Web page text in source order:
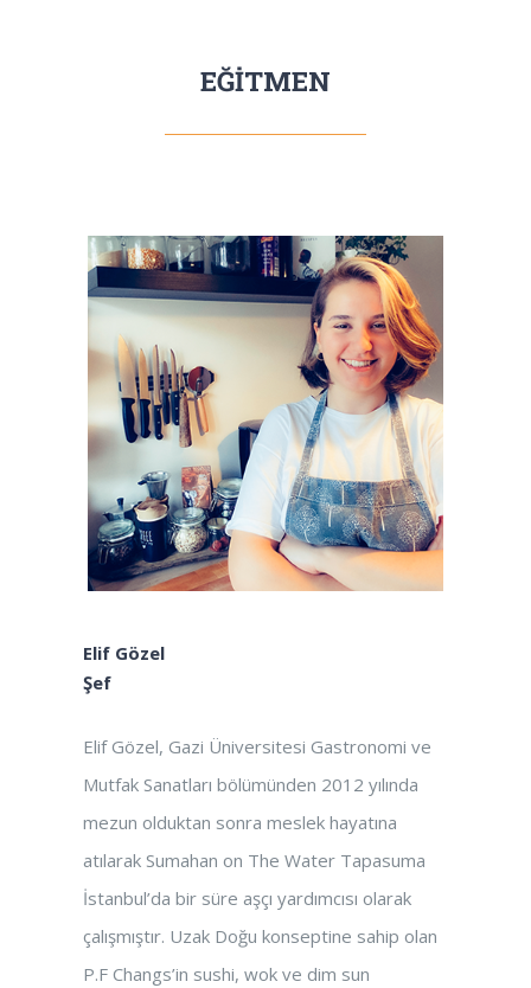
EĞİTMEN
Elif Gözel
Şef
Elif Gözel, Gazi Üniversitesi Gastronomi ve
Mutfak Sanatları bölümünden 2012 yılında
mezun olduktan sonra meslek hayatına
atılarak Sumahan on The Water Tapasuma
İstanbul’da bir süre aşçı yardımcısı olarak
çalışmıştır. Uzak Doğu konseptine sahip olan
P.F Changs’in sushi, wok ve dim sun